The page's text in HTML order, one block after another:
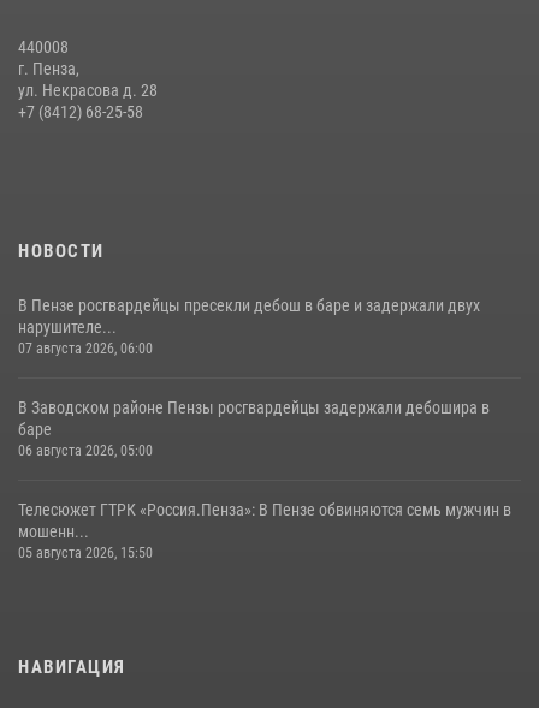
Начальник Управления Росгвардии по Пензенской области Павел
Пучков посетил 55-й Всероссийский Лермонтовский праздник
440008
г. Пенза,
ул. Некрасова д. 28
+7 (8412) 68-25-58
НОВОСТИ
В Пензе росгвардейцы пресекли дебош в баре и задержали двух
нарушителе...
07 августа 2026, 06:00
В Заводском районе Пензы росгвардейцы задержали дебошира в
баре
06 августа 2026, 05:00
Телесюжет ГТРК «Россия.Пенза»: В Пензе обвиняются семь мужчин в
мошенн...
05 августа 2026, 15:50
НАВИГАЦИЯ